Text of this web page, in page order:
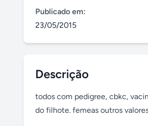
Publicado em:
23/05/2015
Descrição
todos com pedigree, cbkc,
do filhote. femeas outros